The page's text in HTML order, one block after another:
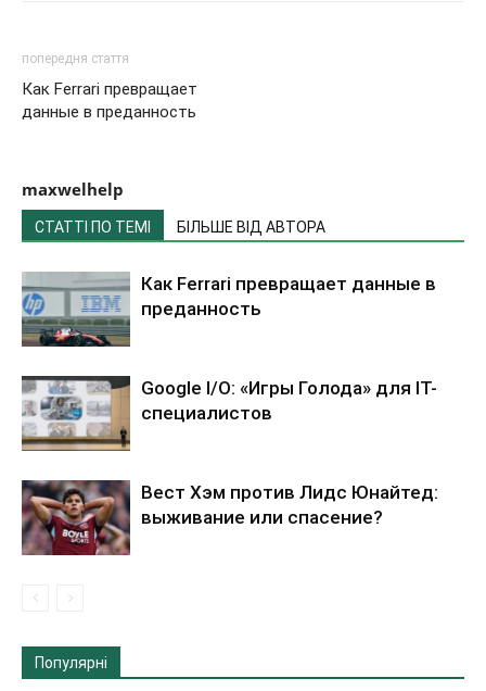
попередня стаття
Как Ferrari превращает
данные в преданность
maxwelhelp
СТАТТІ ПО ТЕМІ БІЛЬШЕ ВІД АВТОРА
Как Ferrari превращает данные в
преданность
Google I/O: «Игры Голода» для IT-
специалистов
Вест Хэм против Лидс Юнайтед:
выживание или спасение?
Популярні